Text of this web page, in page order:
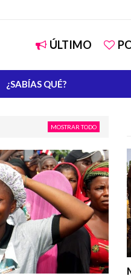
ÚLTIMO
¿SABÍAS QUÉ?
MOSTRAR TODO